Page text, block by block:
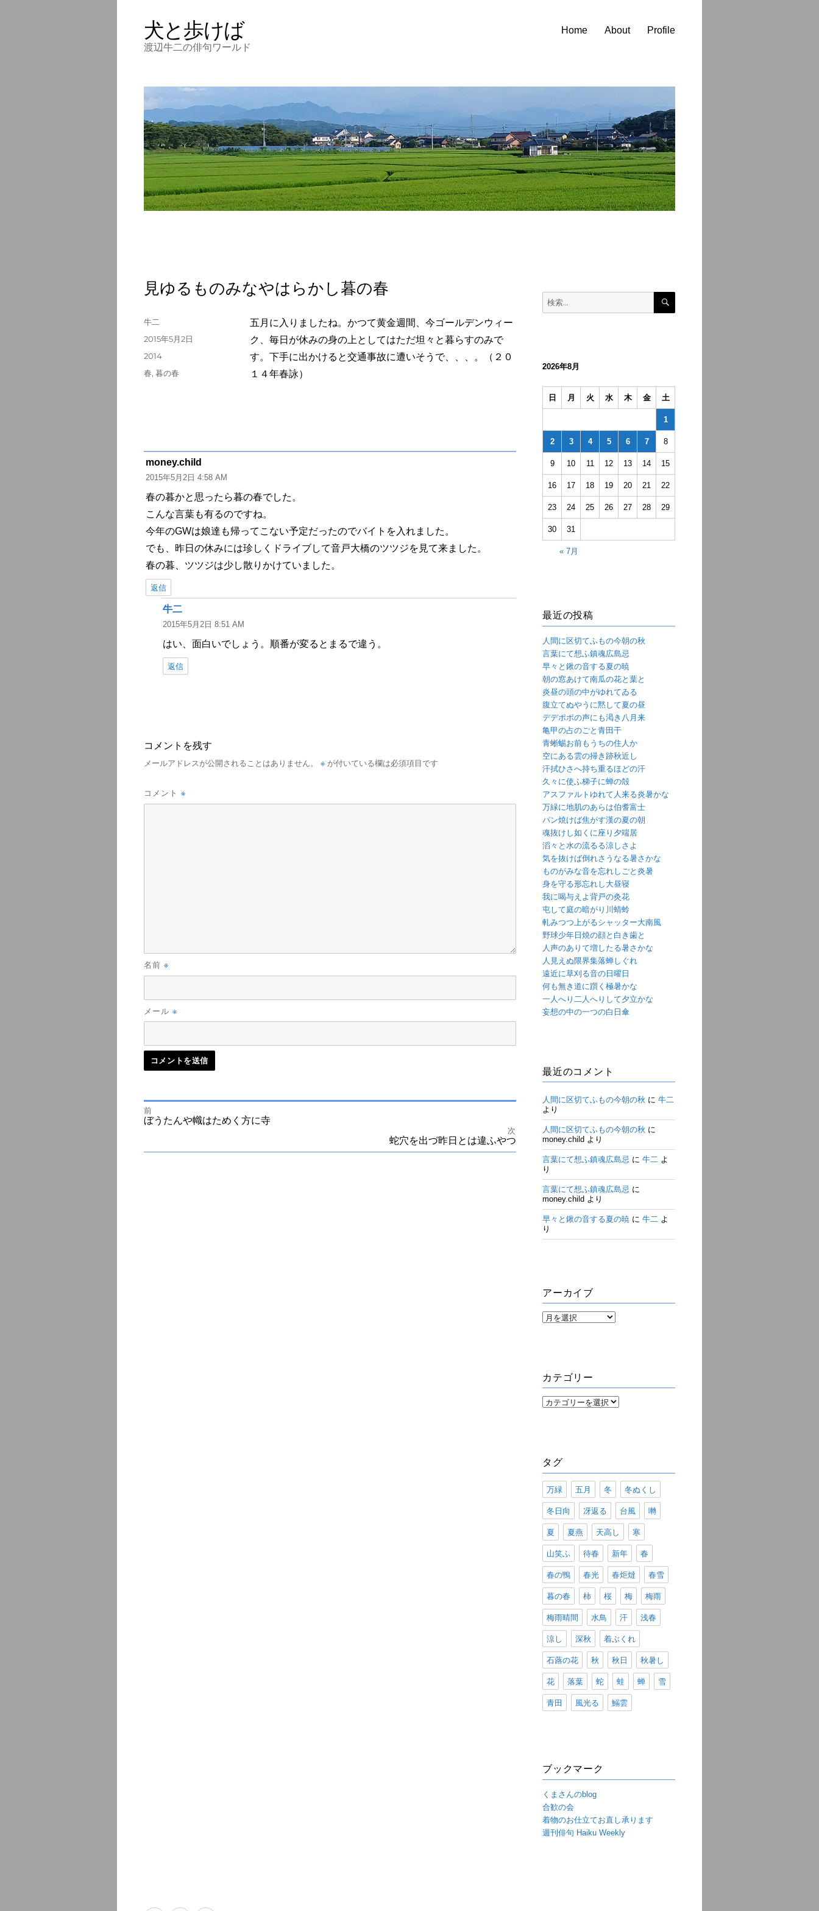
犬と歩けば
渡辺牛二の俳句ワールド
Home About Profile
見ゆるものみなやはらかし暮の春
五月に入りましたね。かつて黄金週間、今ゴールデンウィー
ク、毎日が休みの身の上としてはただ坦々と暮らすのみで
す。下手に出かけると交通事故に遭いそうで、、、。（２０
１４年春詠）
投
牛二
投
2015年5月2日
カ
テ
2014
タ
春, 暮の春
money.child
り:
2015年5月2日 4:58 AM
春の暮かと思ったら暮の春でした。
こんな言葉も有るのですね。
今年のGWは娘達も帰ってこない予定だったのでバイトを入れました。
でも、昨日の休みには珍しくドライブして音戸大橋のツツジを見て来ました。
春の暮、ツツジは少し散りかけていました。
返信
牛二よ
り:
2015年5月2日 8:51 AM
はい、面白いでしょう。順番が変るとまるで違う。
返信
コメントを残す
メールアドレスが公開されることはありません。 ※が付いている欄は必須項目です
コメント ※
名前 ※
メール ※
投
前
前
の
ぼうたんや幟はためく方に寺
次
蛇穴を出づ昨日とは違ふやつ
検
検
2026年8月
日 月 火 水 木 金 土
1
2 3 4 5 6 7 8
9 10 11 12 13 14 15
16 17 18 19 20 21 22
23 24 25 26 27 28 29
30 31
« 7月
最近の投稿
人間に区切てふもの今朝の秋
言葉にて想ふ鎮魂広島忌
早々と鍬の音する夏の暁
朝の窓あけて南瓜の花と葉と
炎昼の頭の中がゆれてゐる
腹立てぬやうに黙して夏の昼
デデポポの声にも渇き八月来
亀甲の占のごと青田干
青蜥蜴お前もうちの住人か
空にある雲の掃き跡秋近し
汗拭ひさへ持ち重るほどの汗
久々に使ふ梯子に蝉の殻
アスファルトゆれて人来る炎暑かな
万緑に地肌のあらは伯耆富士
パン焼けば焦がす漢の夏の朝
魂抜けし如くに座り夕端居
滔々と水の流るる涼しさよ
気を抜けば倒れさうなる暑さかな
ものがみな音を忘れしごと炎暑
身を守る形忘れし大昼寝
我に喝与えよ背戸の灸花
屯して庭の暗がり川蜻蛉
軋みつつ上がるシャッター大南風
野球少年日焼の顔と白き歯と
人声のありて増したる暑さかな
人見えぬ限界集落蝉しぐれ
遠近に草刈る音の日曜日
何も無き道に躓く極暑かな
一人へり二人へりして夕立かな
妄想の中の一つの白日傘
最近のコメント
人間に区切てふもの今朝の秋 に牛二
より
人間に区切てふもの今朝の秋 に
money.child より
言葉にて想ふ鎮魂広島忌 に牛二 よ
り
言葉にて想ふ鎮魂広島忌 に
money.child より
早々と鍬の音する夏の暁 に牛二 よ
り
アーカイブ
ア
カテゴリー
カ
タグ
万緑 五月 冬 冬ぬくし
冬日向 冴返る 台風 囀
夏 夏燕 天高し 寒
山笑ふ 待春 新年 春
春の鴨 春光 春炬燵 春雪
暮の春 柿 桜 梅 梅雨
梅雨晴間 水鳥 汗 浅春
涼し 深秋 着ぶくれ
石蕗の花 秋 秋日 秋暑し
花 落葉 蛇 蛙 蝉 雪
青田 風光る 鰯雲
ブックマーク
くまさんのblog
合歓の会
着物のお仕立てお直し承ります
週刊俳句 Haiku Weekly